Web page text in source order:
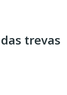
trevas